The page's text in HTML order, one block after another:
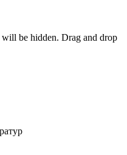
be hidden. Drag and drop